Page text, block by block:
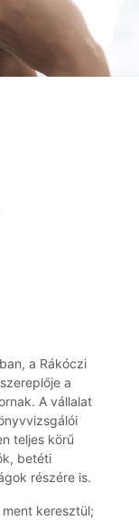
a Rákóczi
a
A vállalat
teljes körű
betéti
részére is.
keresztül;